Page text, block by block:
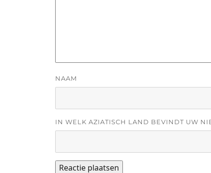
NAAM
IN WELK AZIATISCH LAND BEVINDT UW